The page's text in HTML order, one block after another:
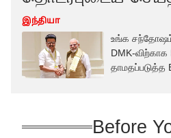
இந்தியா
உங்க
DMK-
தாமதப்படுத்த
Before